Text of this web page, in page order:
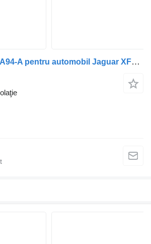
Izolaţie 8X23-046-A94-A pentru automobil Jaguar XF250